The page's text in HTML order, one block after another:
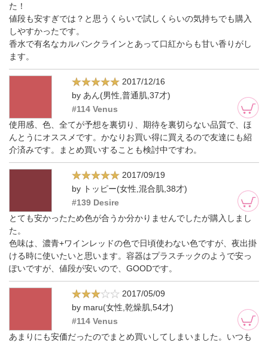
た！
値段も安すぎでは？と思うくらいで試しくらいの気持ちでも購入
しやすかったです。
香水で有名なカルバンクラインとあって口紅からも甘い香りがし
ます。
2017/12/16
by あん(男性,普通肌,37才)
#114 Venus
使用感、色、全てが予想を裏切り、期待を裏切らない品質で、ほ
んとうにオススメです。かなりお買い得に買えるので友達にも紹
介済みです。まとめ買いすることも検討中ですわ。
2017/09/19
by トッピー(女性,混合肌,38才)
#139 Desire
とても安かったため色が合うか分かりませんでしたが購入しまし
た。
色味は、濃青+ワインレッドの色で日頃使わない色ですが、夜出掛
ける時に使いたいと思います。容器はプラスチックのようで安っ
ぽいですが、値段が安いので、GOODです。
2017/05/09
by maru(女性,乾燥肌,54才)
#114 Venus
あまりにも安価だったのでまとめ買いしてしまいました。いつも